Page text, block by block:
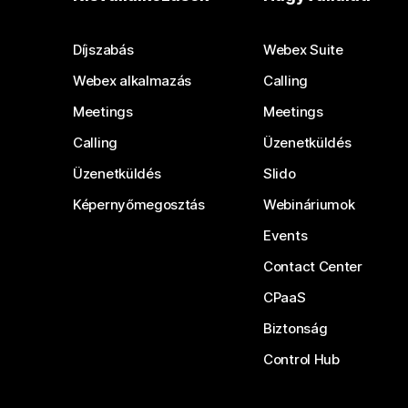
Díjszabás
Webex alkalmazás
Meetings
Calling
Üzenetküldés
Képernyőmegosztás
Webex Suite
Calling
Meetings
Üzenetküldés
Slido
Webináriumok
Events
Contact Center
CPaaS
Biztonság
Control Hub